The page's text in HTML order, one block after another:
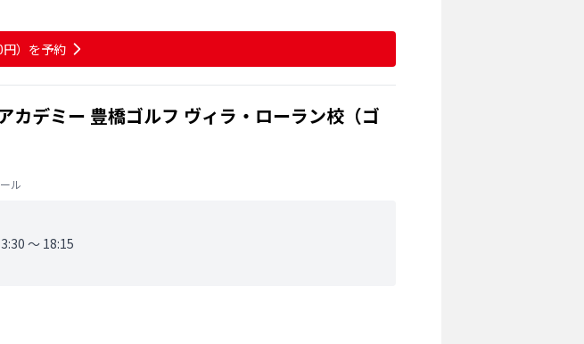
） を予約
カデミー 豊橋ゴルフ ヴィラ・ローラン校（ゴ
ル
〜 18:15